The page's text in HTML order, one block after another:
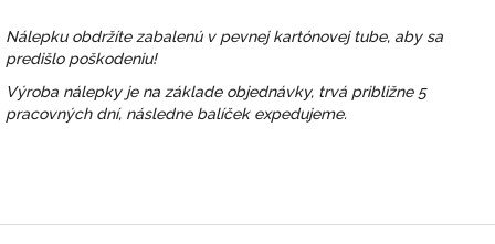
Nálepku obdržíte zabalenú v pevnej kartónovej tube, aby sa
predišlo poškodeniu!
Výroba nálepky je na základe objednávky, trvá približne 5
pracovných dní, následne balíček expedujeme.